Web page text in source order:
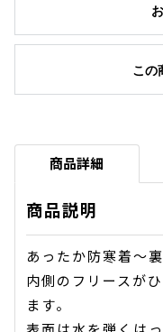
この
商品詳細
商品説明
あったか防寒着〜
内側のフリースが
ます。